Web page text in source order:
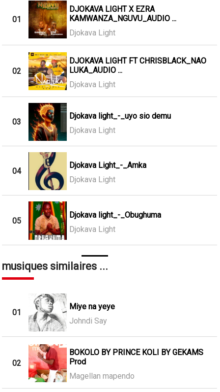
01
DJOKAVA LIGHT X EZRA
KAMWANZA_NGUVU_AUDIO ...
Djokava Light
02
DJOKAVA LIGHT FT CHRISBLACK_NAO
LUKA_AUDIO ...
Djokava Light
03
Djokava light_-_uyo sio demu
Djokava Light
04
Djokava Light_-_Amka
Djokava Light
05
Djokava light_-_Obughuma
Djokava Light
musiques similaires ...
01
Miye na yeye
Johndi Say
02
BOKOLO BY PRINCE KOLI BY GEKAMS
Prod
Magellan mapendo